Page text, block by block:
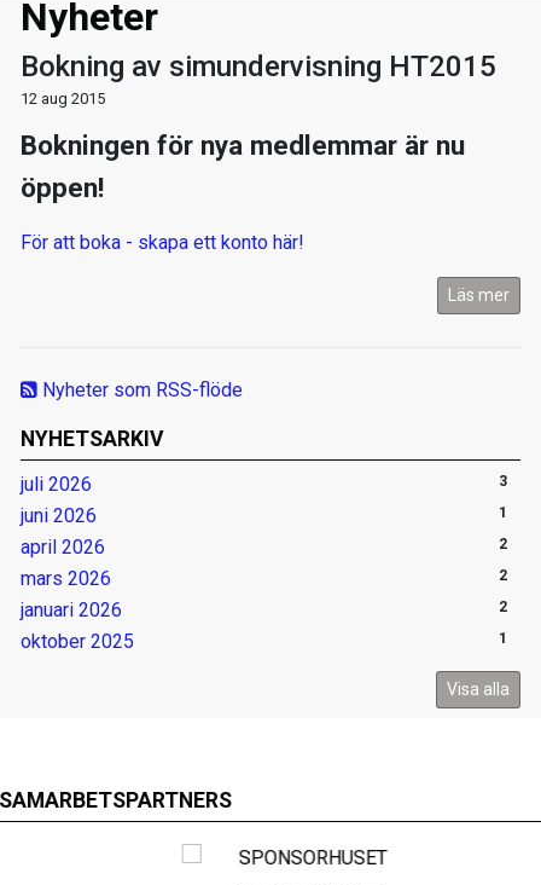
Nyheter som RSS-flöde
NYHETSARKIV
juli 2026 3
juni 2026 1
april 2026 2
mars 2026 2
januari 2026 2
oktober 2025 1
Visa alla
Nyheter
Bokning av simundervisning HT2015
12 aug 2015
Bokningen för nya medlemmar är nu
öppen!
För att boka - skapa ett konto här!
Läs mer
SAMARBETSPARTNERS